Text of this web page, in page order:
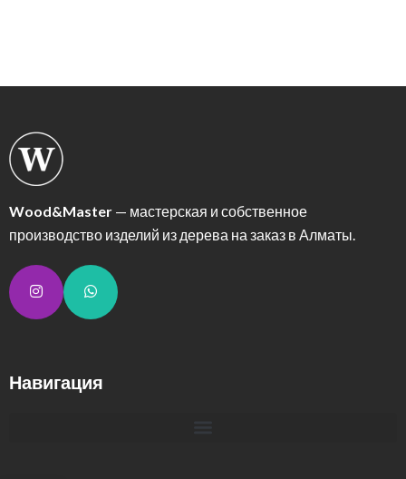
Wood&Master — мастерская и собственное
производство изделий из дерева на заказ в Алматы.
Навигация